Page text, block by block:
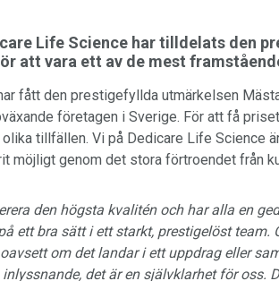
Life Science har tilldelats den
att vara ett av de mest
fått den prestigefyllda utmärkelsen
företagen i Sverige. För att få
tillfällen. Vi på Dedicare Life Science
möjligt genom det stora förtroendet från
den högsta kvalitén och har alla en
ett bra sätt i ett starkt, prestigelöst
om det landar i ett uppdrag eller
det är en självklarhet för oss.